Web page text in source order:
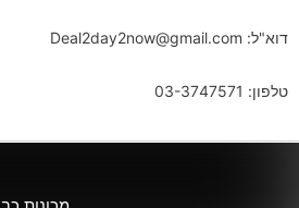
דוא"ל: Deal2day2now@gmail.com
טלפון: 03-3747571